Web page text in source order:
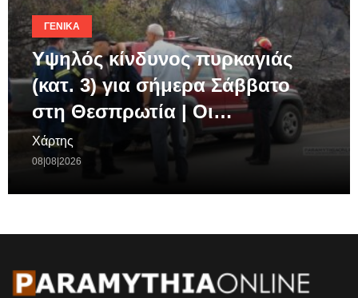
ΓΕΝΙΚΆ
Υψηλός κίνδυνος πυρκαγιάς
(κατ. 3) για σήμερα Σάββατο
στη Θεσπρωτία | Οι…
Χάρτης
08|08|2026